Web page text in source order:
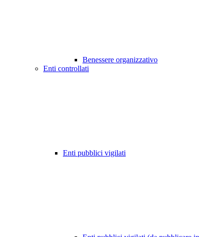
Benessere organizzativo
Enti controllati
Enti pubblici vigilati